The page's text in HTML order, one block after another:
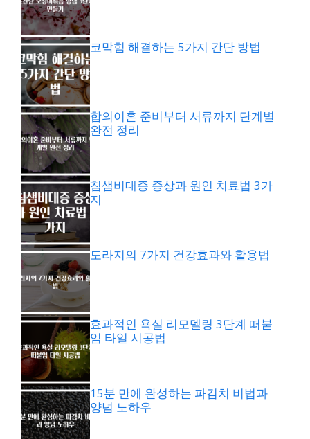
코막힘 해결하는 5가지 간단 방법
합의이혼 준비부터 서류까지 단계별
완전 정리
침샘비대증 증상과 원인 치료법 3가
지
도라지의 7가지 건강효과와 활용법
효과적인 욕실 리모델링 3단계 떠붙
임 타일 시공법
15분 만에 완성하는 파김치 비법과
양념 노하우